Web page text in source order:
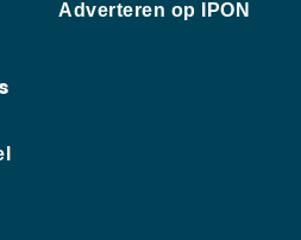
Adverteren op IPON